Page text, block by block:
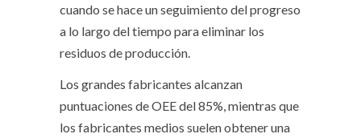
cuando se hace un seguimiento del progreso
a lo largo del tiempo para eliminar los
residuos de producción.
Los grandes fabricantes alcanzan
puntuaciones de OEE del 85%, mientras que
los fabricantes medios suelen obtener una